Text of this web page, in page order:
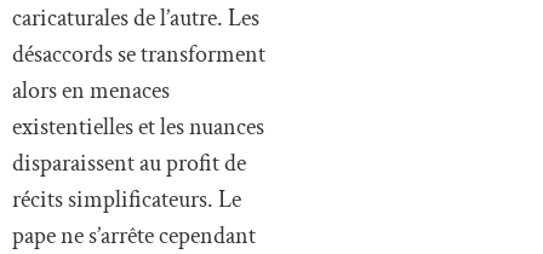
caricaturales de l’autre. Les
désaccords se transforment
alors en menaces
existentielles et les nuances
disparaissent au profit de
récits simplificateurs. Le
pape ne s’arrête cependant